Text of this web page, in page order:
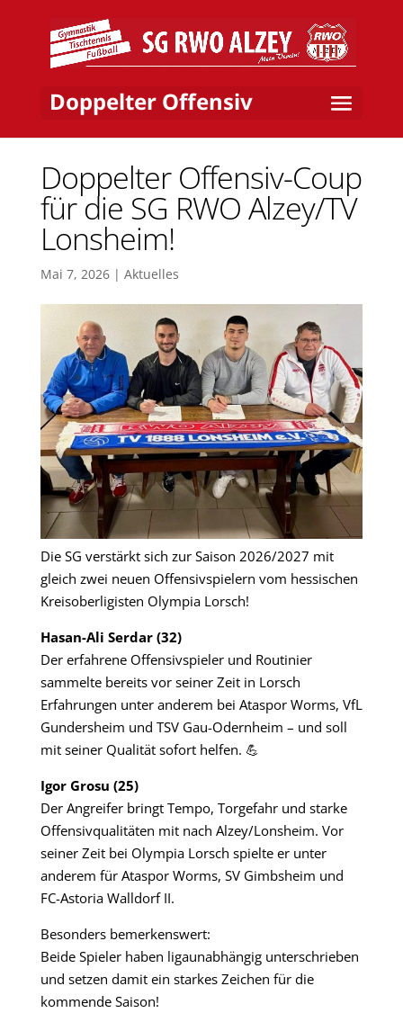
Doppelter Offensiv
Doppelter Offensiv-Coup
für die SG RWO Alzey/TV
Lonsheim!
Mai 7, 2026| Aktuelles
Die SG verstärkt sich zur Saison 2026/2027 mit
gleich zwei neuen Offensivspielern vom hessischen
Kreisoberligisten Olympia Lorsch!
Hasan-Ali Serdar (32)
Der erfahrene Offensivspieler und Routinier
sammelte bereits vor seiner Zeit in Lorsch
Erfahrungen unter anderem bei Ataspor Worms, VfL
Gundersheim und TSV Gau-Odernheim – und soll
mit seiner Qualität sofort helfen. 💪
Igor Grosu (25)
Der Angreifer bringt Tempo, Torgefahr und starke
Offensivqualitäten mit nach Alzey/Lonsheim. Vor
seiner Zeit bei Olympia Lorsch spielte er unter
anderem für Ataspor Worms, SV Gimbsheim und
FC-Astoria Walldorf II.
Besonders bemerkenswert:
Beide Spieler haben ligaunabhängig unterschrieben
und setzen damit ein starkes Zeichen für die
kommende Saison!